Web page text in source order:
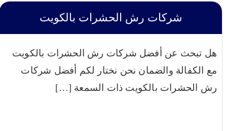
شركات رش الحشرات بالكويت
هل تبحث عن أفضل شركات رش الحشرات بالكويت
مع الكفالة والضمان نحن نختار لكم أفضل شركات
رش الحشرات بالكويت ذات السمعة […]